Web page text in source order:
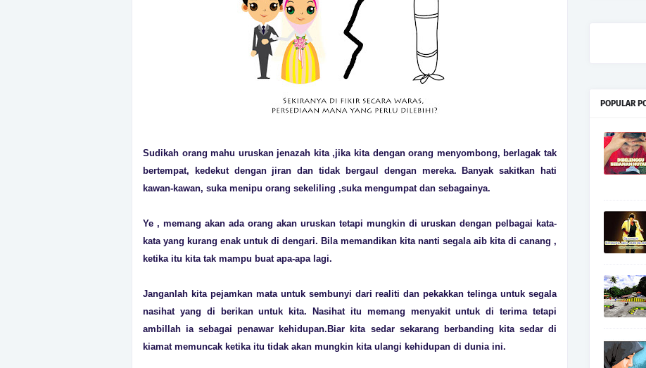
Sudikah orang mahu uruskan jenazah kita ,jika kita dengan orang menyombong, berlagak tak
bertempat, kedekut dengan jiran dan tidak bergaul dengan mereka. Banyak sakitkan hati
kawan-kawan, suka menipu orang sekeliling ,suka mengumpat dan sebagainya.
Ye , memang akan ada orang akan uruskan tetapi mungkin di uruskan dengan pelbagai kata-
kata yang kurang enak untuk di dengari. Bila memandikan kita nanti segala aib kita di canang ,
ketika itu kita tak mampu buat apa-apa lagi.
Janganlah kita pejamkan mata untuk sembunyi dari realiti dan pekakkan telinga untuk segala
nasihat yang di berikan untuk kita. Nasihat itu memang menyakit untuk di terima tetapi
ambillah ia sebagai penawar kehidupan.Biar kita sedar sekarang berbanding kita sedar di
kiamat memuncak ketika itu tidak akan mungkin kita ulangi kehidupan di dunia ini.
POPULAR